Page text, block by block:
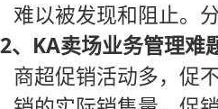
难以被发现和阻止。
2、KA卖场业务管理难
商超促销活动多，促